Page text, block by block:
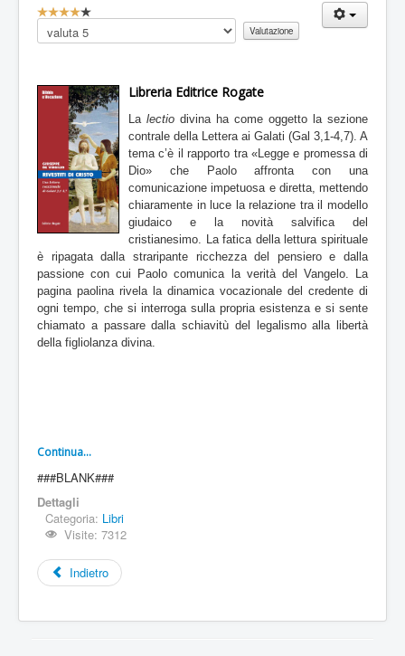
V
l
a
e
a
u
a
l
e
:
4
Valuta
Libreria Editrice Rogate
La lectio divina ha come oggetto la sezione
contrale della Lettera ai Galati (Gal 3,1-4,7). A
tema c’è il rapporto tra «Legge e promessa di
Dio» che Paolo affronta con una
comunicazione impetuosa e diretta, mettendo
chiaramente in luce la relazione tra il modello
giudaico e la novità salvifica del
cristianesimo. La fatica della lettura spirituale
è ripagata dalla straripante ricchezza del pensiero e dalla
passione con cui Paolo comunica la verità del Vangelo. La
pagina paolina rivela la dinamica vocazionale del credente di
ogni tempo, che si interroga sulla propria esistenza e si sente
chiamato a passare dalla schiavitù del legalismo alla libertà
della figliolanza divina.
Continua...
###BLANK###
Dettagli
Categoria: Libri
Visite: 7312
Indietro